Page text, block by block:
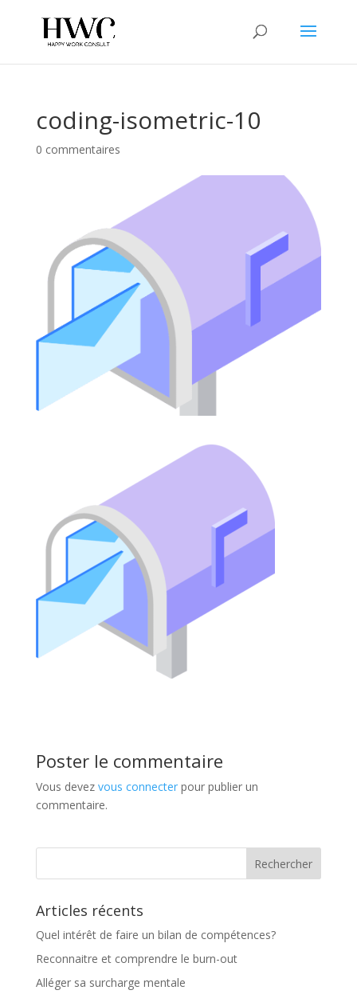
coding-isometric-10
0 commentaires
Poster le commentaire
Vous devez vous connecterpour publier un
commentaire.
Articles récents
Quel intérêt de faire un bilan de compétences?
Reconnaitre et comprendre le burn-out
Alléger sa surcharge mentale